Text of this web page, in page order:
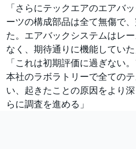
「さらにテックエアのエアバ
ーツの構成部品は全て無傷で
た。エアバックシステムはレ
なく、期待通りに機能していた
「これは初期評価に過ぎない
本社のラボラトリーで全ての
い、起きたことの原因をより
らに調査を進める」